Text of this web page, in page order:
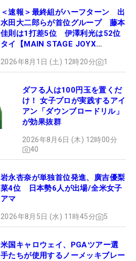
＜速報＞最終組がハーフターン 出
水田大二郎らが首位グループ 藤本
佳則は1打差5位 伊澤利光は52位
タイ【MAIN STAGE JOYX
2026年8月1日 (土) 12時20分 1
ダフる人は100円玉を置くだ
け！ 女子プロが実践するアイ
アン「ダウンブロードリル」
が効果抜群
2026年8月6日 (木) 12時00分
40
岩永杏奈が単独首位発進、廣吉優梨
菜4位 日本勢6人が出場/全米女子
アマ
2026年8月5日 (水) 11時45分 5
米国キャロウェイ、PGAツアー選
手たちが使用するノーメッキブレー